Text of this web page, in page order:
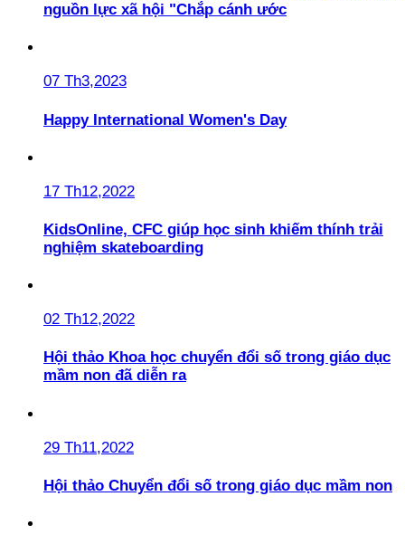
nguồn lực xã hội "Chắp cánh ước
07 Th3,2023
Happy International Women's Day
17 Th12,2022
KidsOnline, CFC giúp học sinh khiếm thính trải
nghiệm skateboarding
02 Th12,2022
Hội thảo Khoa học chuyển đổi số trong giáo dục
mầm non đã diễn ra
29 Th11,2022
Hội thảo Chuyển đổi số trong giáo dục mầm non